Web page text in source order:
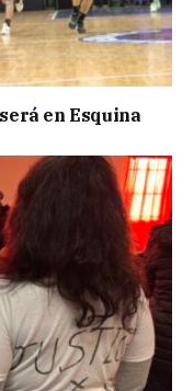
en Esquina